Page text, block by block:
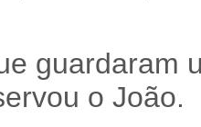
guardaram
o João.